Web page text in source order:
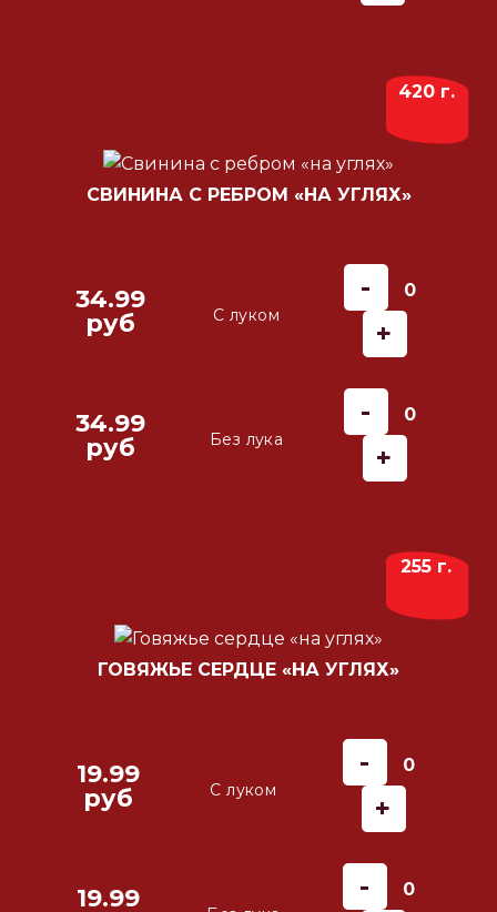
420 г.
СВИНИНА С РЕБРОМ «НА УГЛЯХ»
34.99
руб
С луком
- 0
+
34.99
руб
Без лука
- 0
+
255 г.
ГОВЯЖЬЕ СЕРДЦЕ «НА УГЛЯХ»
19.99
руб
С луком
- 0
+
19.99
- 0